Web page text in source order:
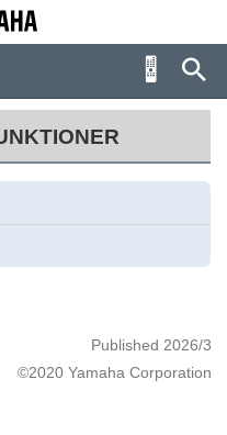
Published 2026/3
©2020 Yamaha Corporation